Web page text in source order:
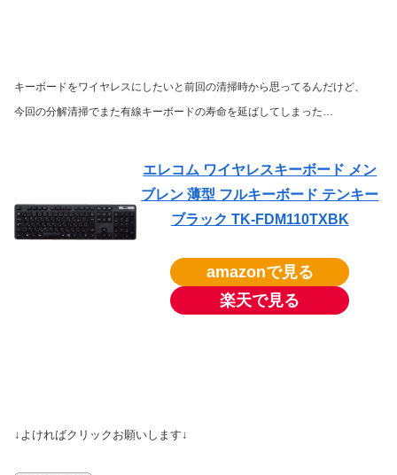
キーボードをワイヤレスにしたいと前回の清掃時から思ってるんだけど、
今回の分解清掃でまた有線キーボードの寿命を延ばしてしまった…
エレコム ワイヤレスキーボード メン
ブレン 薄型 フルキーボード テンキー
ブラック TK-FDM110TXBK
amazonで見る
楽天で見る
↓よければクリックお願いします↓